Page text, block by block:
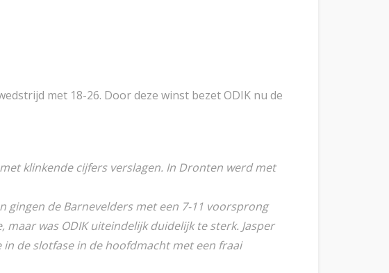
met 18-26. Door deze winst bezet ODIK nu de
klinkende cijfers verslagen. In Dronten werd met
gingen de Barnevelders met een 7-11 voorsprong
was ODIK uiteindelijk duidelijk te sterk. Jasper
de slotfase in de hoofdmacht met een fraai